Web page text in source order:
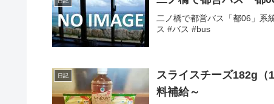
二ノ橋で都営バス「都06」系
ス #バス #bus
日記
スライスチーズ182g
料補給～